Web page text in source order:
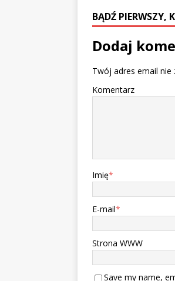
BĄDŹ PIERWSZY,
Dodaj
Twój adres email nie
Komentarz
Imię*
E-mail*
Strona WWW
Save my name,